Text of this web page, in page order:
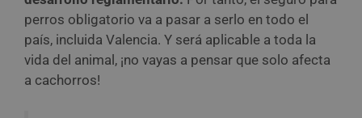
perros obligatorio va a pasar a serlo en todo el
país, incluida Valencia. Y será aplicable a toda la
vida del animal, ¡no vayas a pensar que solo afecta
a cachorros!